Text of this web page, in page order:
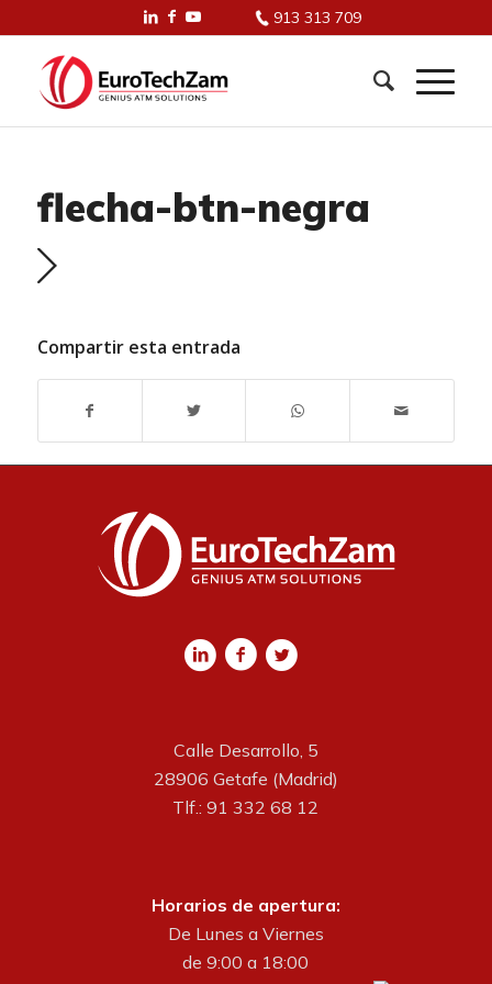
913 313 709
flecha-btn-negra
Compartir esta entrada
Calle Desarrollo, 5
28906 Getafe (Madrid)
Tlf.: 91 332 68 12
Horarios de apertura:
De Lunes a Viernes
de 9:00 a 18:00